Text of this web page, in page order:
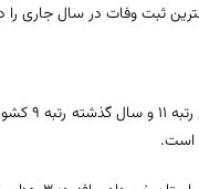
ثبت وفات در سال جاری
وی تصریح